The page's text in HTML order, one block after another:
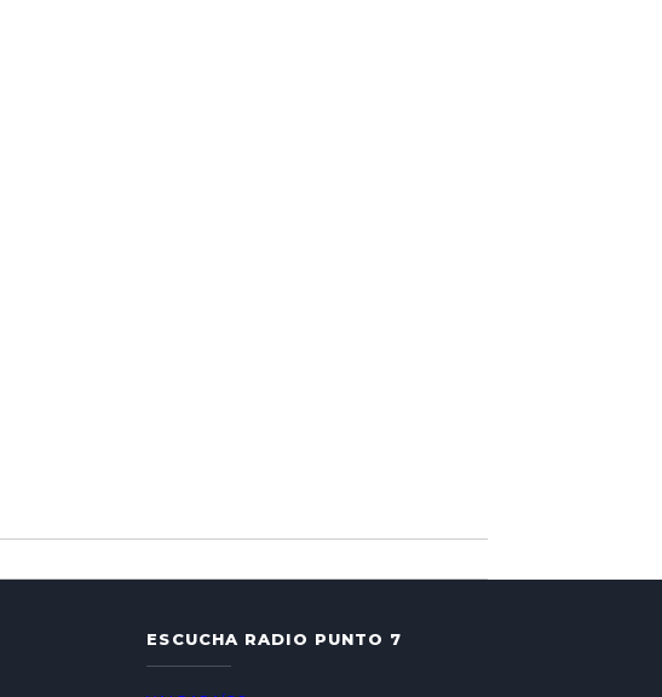
ESCUCHA RADIO PUNTO 7